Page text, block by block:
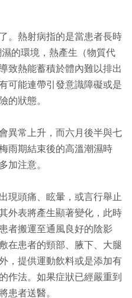
。熱射病指的是當患者長時
的環境，熱產生（物質代
致熱能蓄積於體內難以排出
可能連帶引發意識障礙或是
的狀態。
異常上升，而六月後半與七
雨期結束後的高溫潮濕時
加注意。
現頭痛、眩暈，或言行舉止
外表將產生顯著變化，此時
者搬運至通風良好的陰影
在患者的頸部、腋下、大腿
，提供運動飲料或是添加有
作法。如果症狀已經嚴重到
患者送醫。